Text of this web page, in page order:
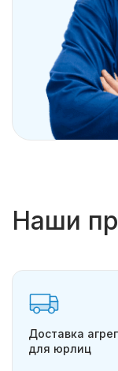
Наши
Доставка
для юрлиц